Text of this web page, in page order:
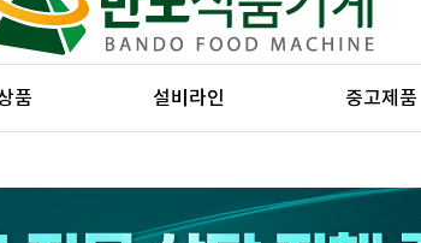
품 설비라인 중고제품